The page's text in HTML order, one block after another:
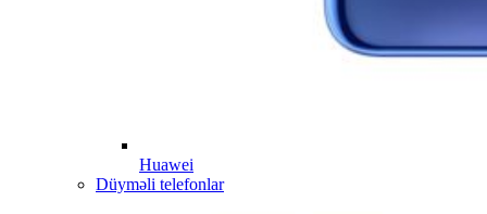
Huawei
Düyməli telefonlar